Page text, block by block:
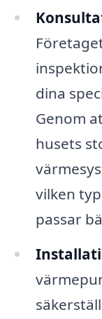
dina
Genom
husets
vilken
passar